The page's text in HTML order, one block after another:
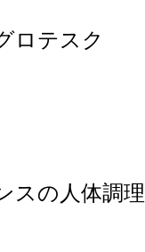
ロテスク
スの人体調